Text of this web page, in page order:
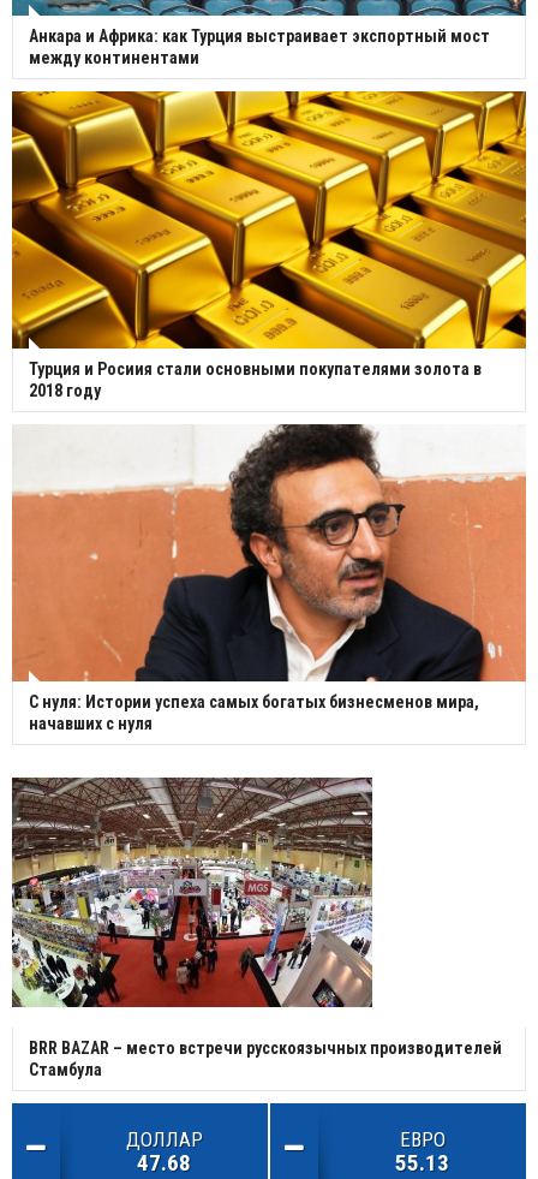
Анкара и Африка: как Турция выстраивает экспортный мост
между континентами
Турция и Росиия стали основными покупателями золота в
2018 году
С нуля: Истории успеха самых богатых бизнесменов мира,
начавших с нуля
BRR BAZAR – место встречи русскоязычных производителей
Стамбула
ДОЛЛАР
47.68
ЕВРО
55.13